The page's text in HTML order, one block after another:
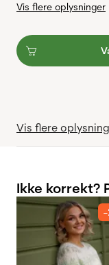
Vis flere oplysninger
Vis flere
Ikke korrekt?
-